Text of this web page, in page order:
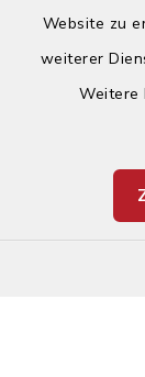
Website zu
weiterer
Weitere